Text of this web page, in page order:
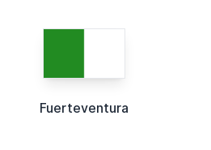
Fuerteventura